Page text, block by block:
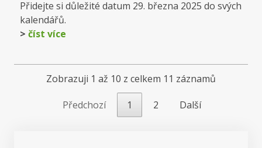
Přidejte si důležité datum 29. března 2025 do svých
kalendářů.
> číst více
Zobrazuji 1 až 10 z celkem 11 záznamů
Předchozí 1 2 Další